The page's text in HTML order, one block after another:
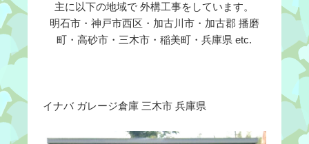
主に以下の地域で 外構工事をしています。
明石市・神戸市西区・加古川市・加古郡 播磨
町・高砂市・三木市・稲美町・兵庫県 etc.
イナバ ガレージ倉庫 三木市 兵庫県